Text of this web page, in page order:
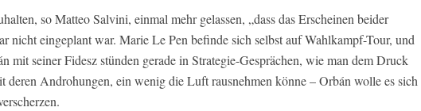
so Matteo Salvini, einmal mehr gelassen, „dass das Erscheinen beider
nicht eingeplant war. Marie Le Pen befinde sich selbst auf Wahlkampf-Tour, und
mit seiner Fidesz stünden gerade in Strategie-Gesprächen, wie man dem Druck
deren Androhungen, ein wenig die Luft rausnehmen könne – Orbán wolle es sich